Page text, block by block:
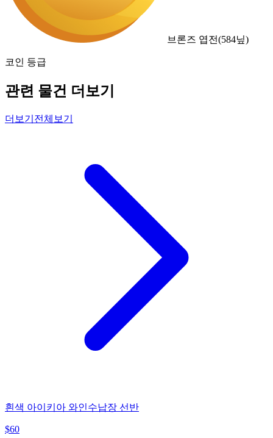
브론즈 엽전(584닢)
코인 등급
관련 물건 더보기
더보기 전체보기
흰색 아이키아 와인수납장 선반
$60